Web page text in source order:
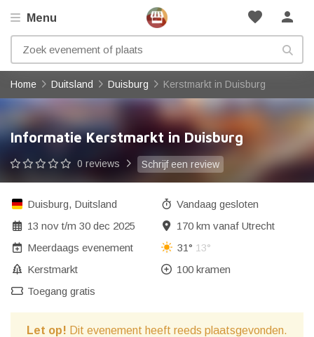
favorite person
Menu
Home Duitsland Duisburg Kerstmarkt in Duisburg
Informatie Kerstmarkt in Duisburg
0 reviews Schrijf een review
Duisburg, Duitsland
13 novt/m 30 dec 2025
Meerdaags evenement
Kerstmarkt
Toegang gratis
Vandaag gesloten
170 km vanaf Utrecht
31° 13°
100 kramen
Let op! Dit evenement heeft reeds plaatsgevonden.